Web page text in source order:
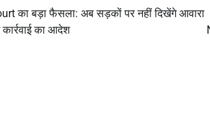
का बड़ा फैसला: अब सड़कों पर नहीं दिखेंगे आवारा
का आदेश